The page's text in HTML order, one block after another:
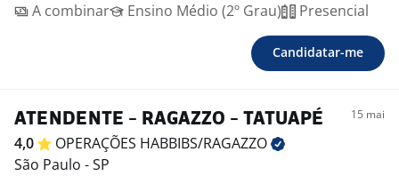
A combinar
Ensino Médio (2º Grau) Presencial
Candidatar-me
ATENDENTE - RAGAZZO - TATUAPÉ 15 mai
4,0 OPERAÇÕES HABBIBS/RAGAZZO
São Paulo - SP